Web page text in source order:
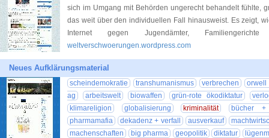
sich im Umgang mit Behörden ungerecht behandelt fühlte,
das weit über den individuellen Fall hinausweist. Es zeigt,
Internet gegen Jugendämter,
weltverschwoerungen.wordpress.com
Neues Aufklärungsmaterial
scheindemokratie transhumanismus verbrechen
orwell
ag
arbeitswelt biowaffen grün-rote ökodiktatur
klimareligion
globalisierung kriminalität
bücher +
pharmamafia
dekadenz + verfall ausverkauf
machenschaften
big pharma geopolitik diktatur